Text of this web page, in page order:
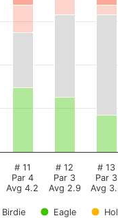
Birdie Eagle
# 11
Par 4
Avg 4.2
# 12
Par 3
Avg 2.9
# 13
Par 3
Avg